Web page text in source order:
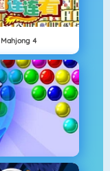
Mahjong 4